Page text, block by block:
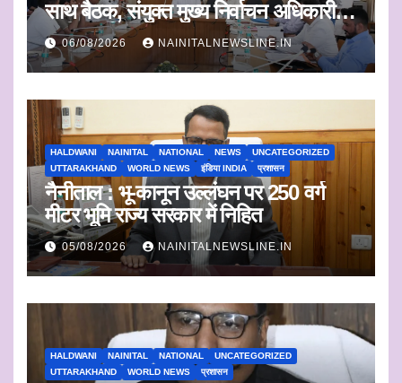
साथ बैठक, संयुक्त मुख्य निर्वाचन अधिकारी ने
सुनी आपत्तियां
06/08/2026 NAINITALNEWSLINE.IN
HALDWANI NAINITAL NATIONAL NEWS
UNCATEGORIZED
UTTARAKHAND
WORLD NEWS इंडिया INDIA प्रशासन
नैनीताल : भू-कानून उल्लंघन पर 250 वर्ग
मीटर भूमि राज्य सरकार में निहित
05/08/2026 NAINITALNEWSLINE.IN
HALDWANI NAINITAL NATIONAL
UNCATEGORIZED
UTTARAKHAND
WORLD NEWS प्रशासन